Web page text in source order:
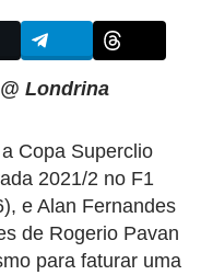
Londrina
Copa Superclio
2021/2 no F1
e Alan Fernandes
de Rogerio Pavan
para faturar uma